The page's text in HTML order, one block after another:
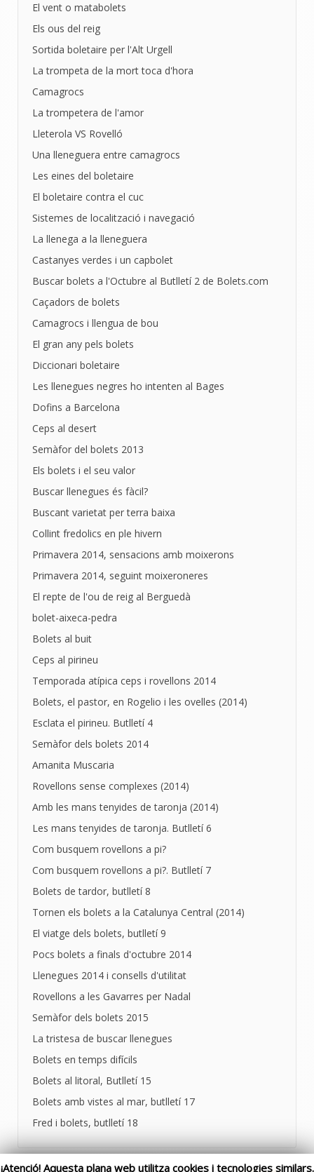
El vent o matabolets
Els ous del reig
Sortida boletaire per l'Alt Urgell
La trompeta de la mort toca d'hora
Camagrocs
La trompetera de l'amor
Lleterola VS Rovelló
Una lleneguera entre camagrocs
Les eines del boletaire
El boletaire contra el cuc
Sistemes de localització i navegació
La llenega a la lleneguera
Castanyes verdes i un capbolet
Buscar bolets a l'Octubre al Butlletí 2 de Bolets.com
Caçadors de bolets
Camagrocs i llengua de bou
El gran any pels bolets
Diccionari boletaire
Les llenegues negres ho intenten al Bages
Dofins a Barcelona
Ceps al desert
Semàfor del bolets 2013
Els bolets i el seu valor
Buscar llenegues és fàcil?
Buscant varietat per terra baixa
Collint fredolics en ple hivern
Primavera 2014, sensacions amb moixerons
Primavera 2014, seguint moixeroneres
El repte de l'ou de reig al Berguedà
bolet-aixeca-pedra
Bolets al buit
Ceps al pirineu
Temporada atípica ceps i rovellons 2014
Bolets, el pastor, en Rogelio i les ovelles (2014)
Esclata el pirineu. Butlletí 4
Semàfor dels bolets 2014
Amanita Muscaria
Rovellons sense complexes (2014)
Amb les mans tenyides de taronja (2014)
Les mans tenyides de taronja. Butlletí 6
Com busquem rovellons a pi?
Com busquem rovellons a pi?. Butlletí 7
Bolets de tardor, butlletí 8
Tornen els bolets a la Catalunya Central (2014)
El viatge dels bolets, butlletí 9
Pocs bolets a finals d'octubre 2014
Llenegues 2014 i consells d'utilitat
Rovellons a les Gavarres per Nadal
Semàfor dels bolets 2015
La tristesa de buscar llenegues
Bolets en temps difícils
Bolets al litoral, Butlletí 15
Bolets amb vistes al mar, butlletí 17
Fred i bolets, butlletí 18
¡Atenció! Aquesta plana web utilitza cookies i tecnologies similars.